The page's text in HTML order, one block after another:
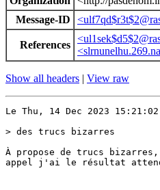
Message-ID
References
Show all headers | View raw
Le Thu, 14 Dec 2023
> des trucs bizarres
À propose de trucs
appel j'ai le résultat